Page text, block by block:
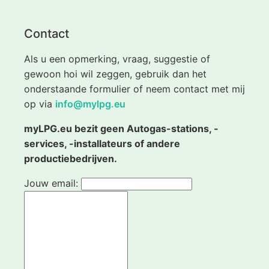
Contact
Als u een opmerking, vraag, suggestie of
gewoon hoi wil zeggen, gebruik dan het
onderstaande formulier of neem contact met mij
op via info@mylpg.eu
myLPG.eu bezit geen Autogas-stations, -
services, -installateurs of andere
productiebedrijven.
Jouw email: